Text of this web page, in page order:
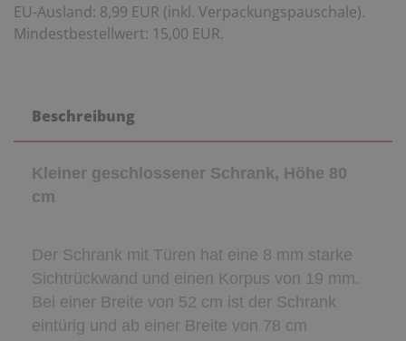
EU-Ausland: 8,99 EUR (inkl. Verpackungspauschale).
Mindestbestellwert: 15,00 EUR.
Beschreibung
Kleiner geschlossener Schrank, Höhe 80
cm
Der Schrank mit Türen hat eine 8 mm starke
Sichtrückwand und einen Korpus von 19 mm.
Bei einer Breite von 52 cm ist der Schrank
eintürig und ab einer Breite von 78 cm